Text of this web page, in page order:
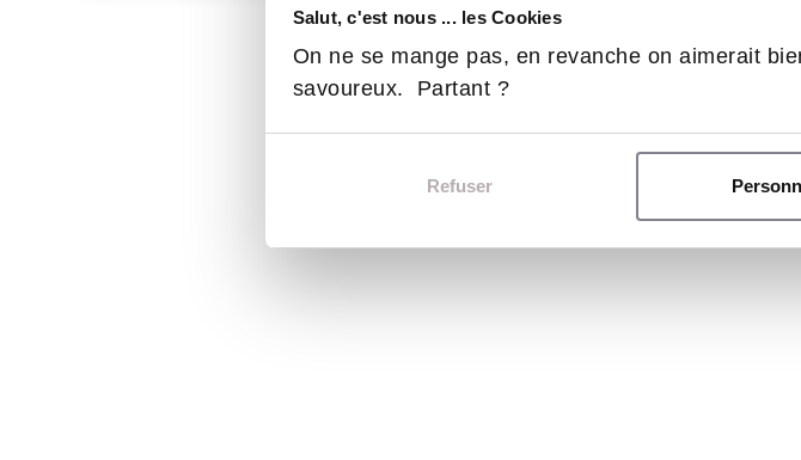
Salut, c'est nous ... les Cookies
On ne se mange pas, en revanche on aimerait
savoureux. Partant ?
Refuser